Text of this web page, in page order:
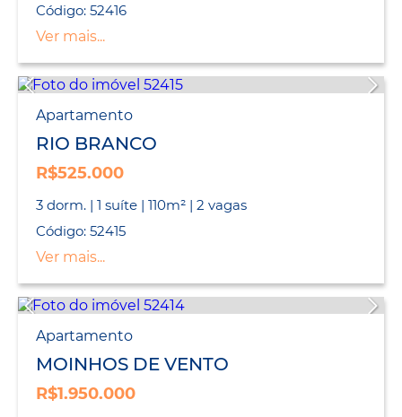
Código: 52416
Ver mais...
Apartamento
RIO BRANCO
R$525.000
3 dorm. | 1 suíte | 110m² | 2 vagas
Código: 52415
Ver mais...
Apartamento
MOINHOS DE VENTO
R$1.950.000